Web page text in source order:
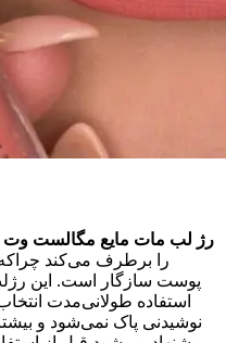
رژ لب مات مایع مگالست وت
را برطرف می‌کند چراکه
پوست سازگار است. این
استفاده طولانی‌مدت